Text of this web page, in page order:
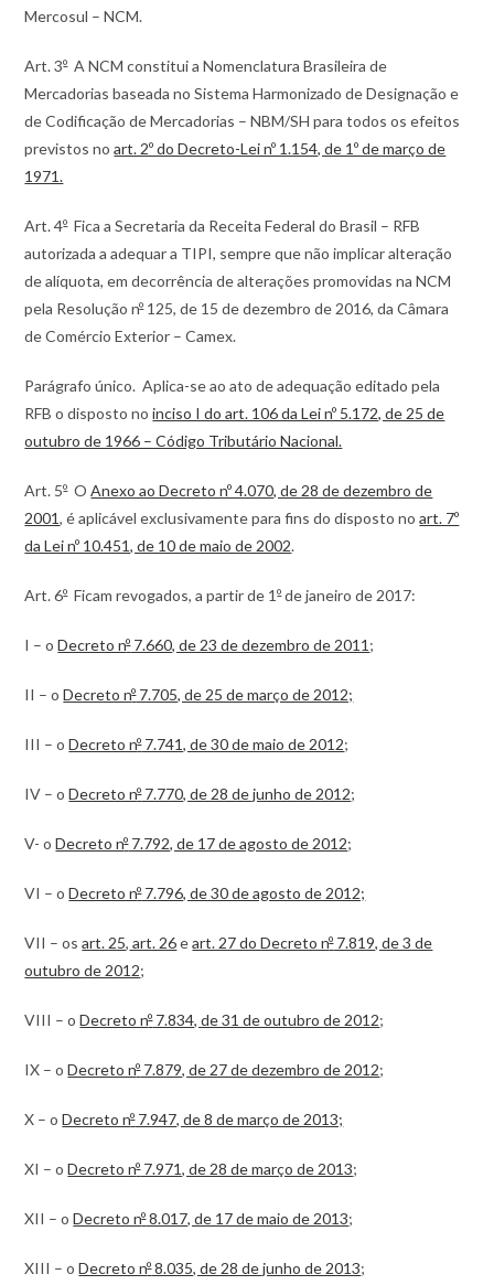
Mercosul – NCM.
Art. 3ºA NCM constitui a Nomenclatura Brasileira de
Mercadorias baseada no Sistema Harmonizado de Designação e
de Codificação de Mercadorias – NBM/SH para todos os efeitos
previstos noart. 2º do Decreto-Lei nº 1.154, de 1º de março de
1971.
Art. 4ºFica a Secretaria da Receita Federal do Brasil – RFB
autorizada a adequar a TIPI, sempre que não implicar alteração
de alíquota, em decorrência de alterações promovidas na NCM
pela Resolução nº125, de 15 de dezembro de 2016, da Câmara
de Comércio Exterior – Camex.
Parágrafo único. Aplica-se ao ato de adequação editado pela
RFB o disposto noinciso I do art. 106 da Lei nº 5.172, de 25 de
outubro de 1966 – Código Tributário Nacional.
Art. 5ºOAnexo ao Decreto nº 4.070, de 28 de dezembro de
2001, é aplicável exclusivamente para fins do disposto noart. 7º
da Lei nº 10.451, de 10 de maio de 2002.
Art. 6ºFicam revogados, a partir de 1ºde janeiro de 2017:
I – oDecreto nº7.660, de 23 de dezembro de 2011 ;
II – oDecreto nº7.705, de 25 de março de 2012;
III – oDecreto nº7.741, de 30 de maio de 2012;
IV – oDecreto nº7.770, de 28 de junho de 2012;
V- oDecreto nº7.792, de 17 de agosto de 2012;
VI – oDecreto nº7.796, de 30 de agosto de 2012;
VII – osart. 25, art. 26eart. 27 do Decreto nº7.819, de 3 de
outubro de 2012;
VIII – oDecreto nº7.834, de 31 de outubro de 2012;
IX – oDecreto nº7.879, de 27 de dezembro de 2012;
X – oDecreto nº7.947, de 8 de março de 2013;
XI – oDecreto nº7.971, de 28 de março de 2013;
XII – oDecreto nº8.017, de 17 de maio de 2013;
XIII – oDecreto nº8.035, de 28 de junho de 2013;